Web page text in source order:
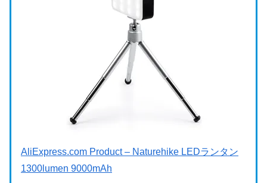
AliExpress.com Product – Naturehike LEDランタン
1300lumen 9000mAh